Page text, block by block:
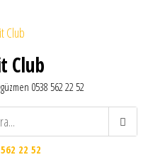
Club
0538 562 22 52
22 52